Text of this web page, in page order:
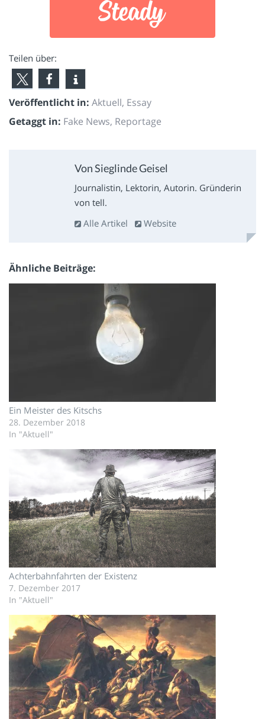
Teilen über:
Veröffentlicht in: Aktuell, Essay
Getaggt in: Fake News, Reportage
Von Sieglinde Geisel
Journalistin, Lektorin, Autorin. Gründerin
von tell.
Alle Artikel
Website
Ähnliche Beiträge
Ein Meister des Kitschs
28. Dezember 2018
In "Aktuell"
Achterbahnfahrten der Existenz
7. Dezember 2017
In "Aktuell"